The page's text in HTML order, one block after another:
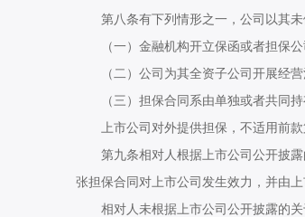
第八条有下列情形之一，公司以其未
（一）金融机构开立保函或者担保公
（二）公司为其全资子公司开展经营
（三）担保合同系由单独或者共同持
上市公司对外提供担保，不适用前款
第九条相对人根据上市公司公开披露
张担保合同对上市公司发生效力，并由
相对人未根据上市公司公开披露的关